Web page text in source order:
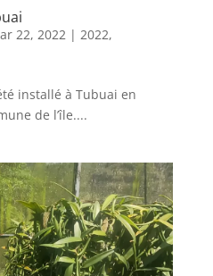
22, 2022| 2022,
installé à Tubuai en
de l’île....